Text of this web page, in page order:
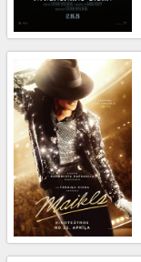
Клуб